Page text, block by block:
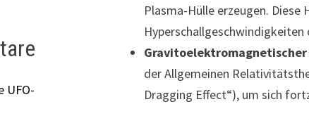
Plasma-Hülle erzeugen.
Gravitoelektromagnetischer
der Allgemeinen
Dragging Effect“), um sich
UFO-